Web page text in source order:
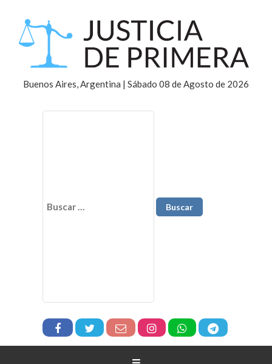
Buenos Aires, Argentina | Sábado 08 de Agosto de 2026